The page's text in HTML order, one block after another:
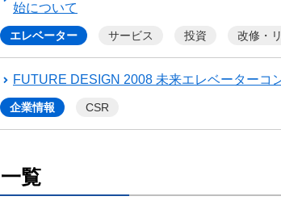
始について
エレベーター サービス 投資 改修・
FUTURE DESIGN 2008 未来エレベーターコ
企業情報 CSR
覧